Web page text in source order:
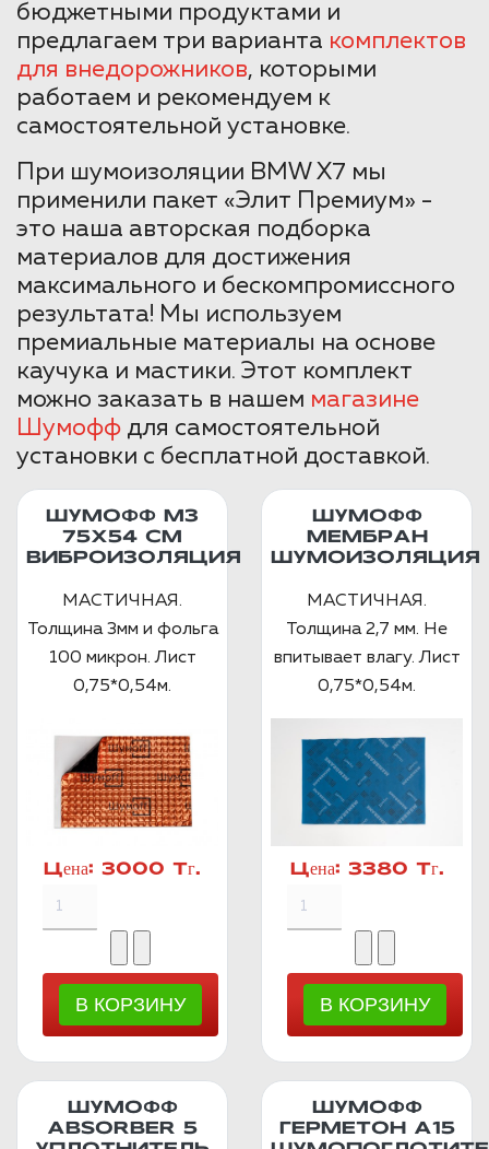
бюджетными продуктами и
предлагаем три варианта комплектов
для внедорожников, которыми
работаем и рекомендуем к
самостоятельной установке.
При шумоизоляции BMW X7 мы
применили пакет «Элит Премиум» -
это наша авторская подборка
материалов для достижения
максимального и бескомпромиссного
результата! Мы используем
премиальные материалы на основе
каучука и мастики. Этот комплект
можно заказать в нашем магазине
Шумофф для самостоятельной
установки с бесплатной доставкой.
ШУМОФФ М3
75Х54 СМ
ВИБРОИЗОЛЯЦИЯ
МАСТИЧНАЯ.
Толщина 3мм и фольга
100 микрон. Лист
0,75*0,54м.
Цена: 3000 Тг.
ШУМОФФ
МЕМБРАН
ШУМОИЗОЛЯЦИЯ
МАСТИЧНАЯ.
Толщина 2,7 мм. Не
впитывает влагу. Лист
0,75*0,54м.
Цена: 3380 Тг.
ШУМОФФ
ABSORBER 5
ШУМОФФ
ГЕРМЕТОН А15